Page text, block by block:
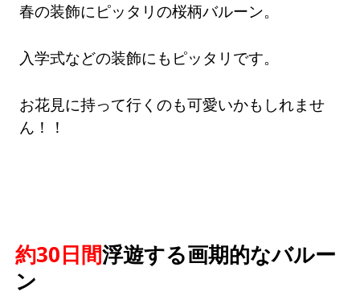
春の装飾にピッタリの桜柄バルーン。
入学式などの装飾にもピッタリです。
お花見に持って行くのも可愛いかもしれませ
ん！！
約30日間浮遊する画期的なバルー
ン